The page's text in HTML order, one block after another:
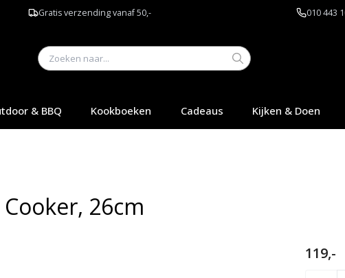
Gratis verzending vanaf 50,- 010 443
& BBQ Kookboeken Cadeaus Kijken & Doen
26cm
119,-